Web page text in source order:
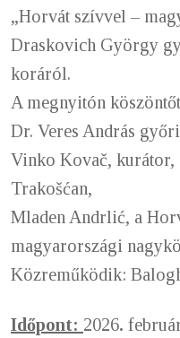
„Horvát szívvel –
Draskovich György
koráról.
A megnyitón
Dr. Veres András
Vinko Kovač,
Trakošćan,
Mladen Andrlić, a
magyarországi
Közreműködik:
Időpont: 2026.